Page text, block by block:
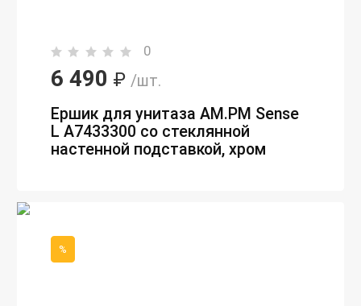
0
6 490 ₽ /шт.
Ершик для унитаза AM.PM Sense
L A7433300 со стеклянной
настенной подставкой, хром
%